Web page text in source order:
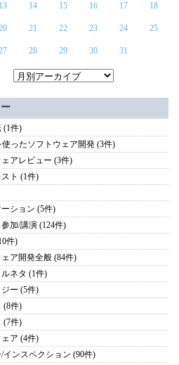
13 14 15 16 17 18
21 22 23 24 25
28 29 30 31
(1件)
ったソフトウェア開発 (3件)
アレビュー (3件)
ト (1件)
ション (5件)
加/講演 (124件)
件)
ア開発全般 (84件)
ネタ (1件)
ー (5件)
(8件)
(7件)
ェア (4件)
インスペクション (90件)